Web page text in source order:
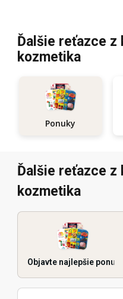
Ďalšie reťazce z
kozmetika
Ponuky
Ďalšie reťazce z
kozmetika
Objavte najlepšie ponuky